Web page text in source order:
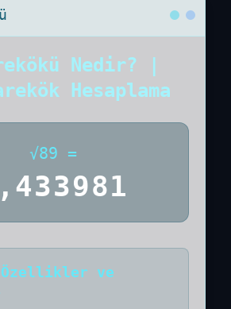
Nedir? |
Hesaplama
√89 =
Özellikler ve